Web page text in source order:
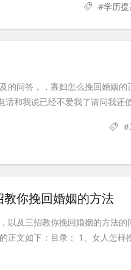
#学历
的问答，，寡妇怎么挽回婚姻的
话和我说已经不爱我了请问我还
#
你挽回婚姻的方法
以及三招教你挽回婚姻的方法的
正文如下：目录： 1、女人怎样